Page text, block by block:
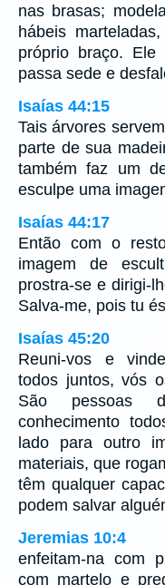
nas brasas;
hábeis
próprio braço.
passa sede e
Isaías 44:15
Tais árvores
parte de sua
também faz um
esculpe uma
Isaías 44:17
Então com o
imagem de
prostra-se e dirigi-
Salva-me, pois tu
Isaías 45:20
Reuni-vos e
todos juntos, vós
São pessoas
conhecimento
lado para outro
materiais, que
têm qualquer
podem salvar
Jeremias 10:4
enfeitam-na com
com martelo e